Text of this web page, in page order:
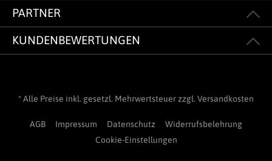
PARTNER
KUNDENBEWERTUNGEN
* Alle Preise inkl. gesetzl. Mehrwertsteuer zzgl. Versandkosten
AGB Impressum Datenschutz
Widerrufsbelehrung
Cookie-Einstellungen